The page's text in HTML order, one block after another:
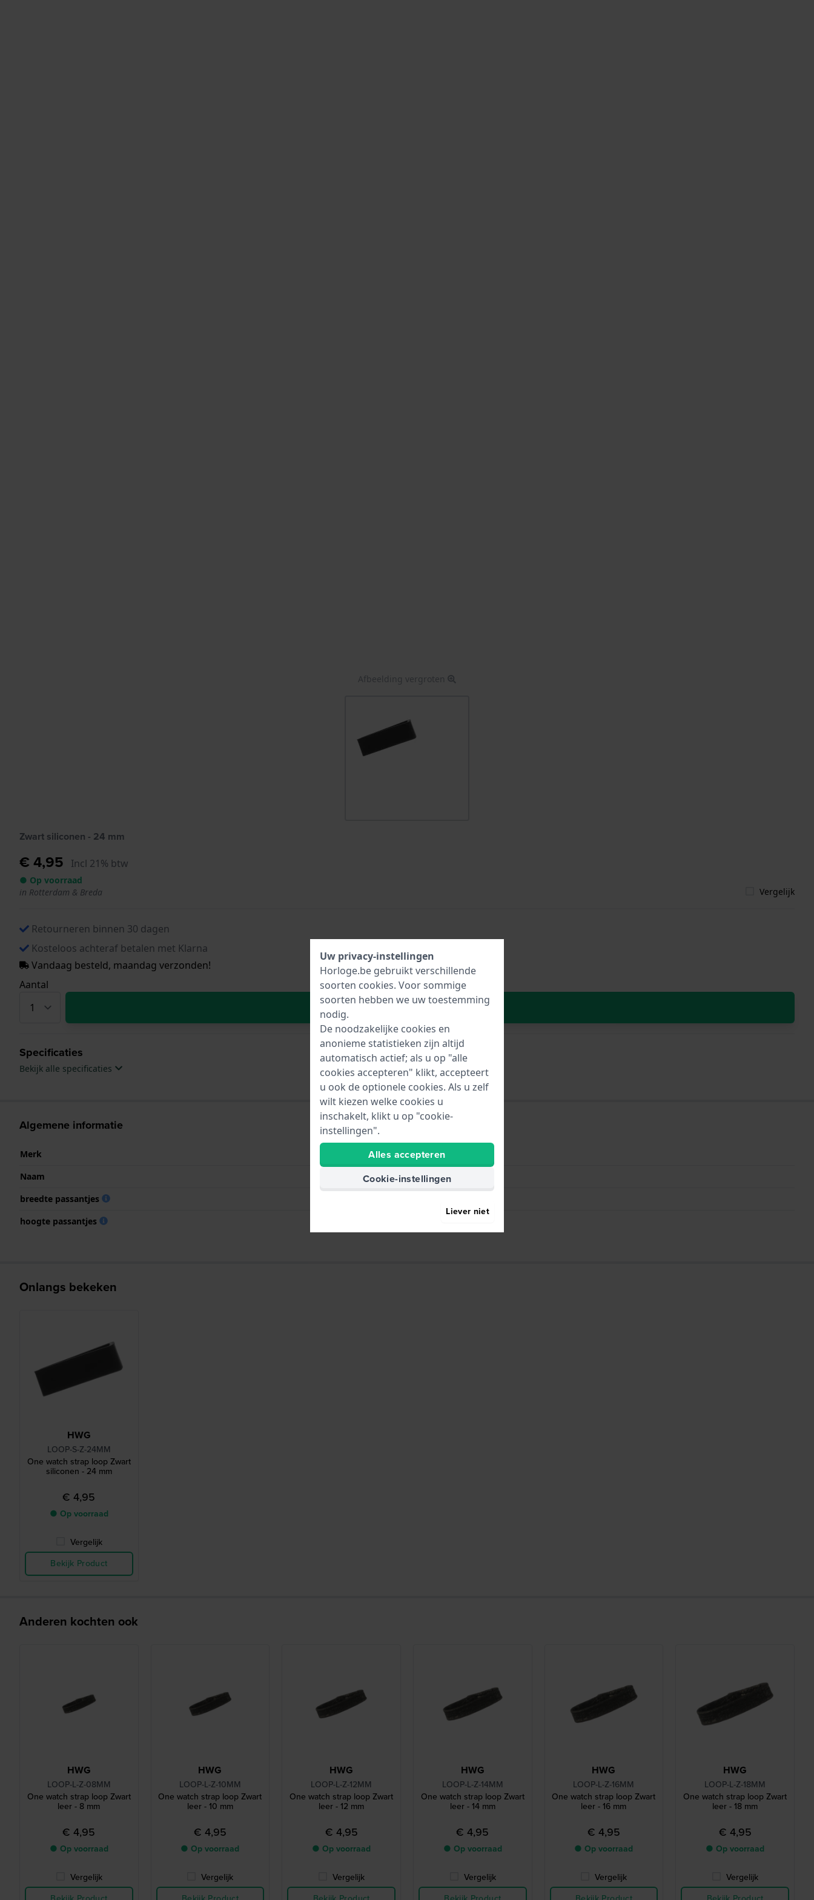
Afbeelding vergroten
Zwart siliconen - 24 mm
€ 4,95 Incl 21% btw
● Op voorraad
in Rotterdam & Breda
Vergelijk
Retourneren binnen 30 dagen
Kosteloos achteraf betalen met Klarna
Vandaag besteld, maandag verzonden!
Aantal
In Winkelwagen
Specificaties
Bekijk alle specificaties
Algemene informatie
Merk
HWG
Naam
One watch strap loop
breedte passantjes
hoogte passantjes
Onlangs bekeken
HWG
LOOP-S-Z-24MM
One watch strap loop Zwart
siliconen - 24 mm
€ 4,95
● Op voorraad
Vergelijk
Bekijk Product
Anderen kochten ook
HWG
LOOP-L-Z-08MM
One watch strap loop Zwart
leer - 8 mm
€ 4,95
● Op voorraad
Vergelijk
HWG
LOOP-L-Z-10MM
One watch strap loop Zwart
leer - 10 mm
€ 4,95
● Op voorraad
Vergelijk
HWG
LOOP-L-Z-12MM
One watch strap loop Zwart
leer - 12 mm
€ 4,95
● Op voorraad
Vergelijk
HWG
LOOP-L-Z-14MM
One watch strap loop Zwart
leer - 14 mm
€ 4,95
● Op voorraad
Vergelijk
HWG
LOOP-L-Z-16MM
One watch strap loop Zwart
leer - 16 mm
€ 4,95
● Op voorraad
Vergelijk
HWG
LOOP-L-Z-18MM
One watch strap loop Zwart
leer - 18 mm
€ 4,95
● Op voorraad
Vergelijk
Uw privacy-instellingen
Horloge.be gebruikt verschillende
soorten cookies. Voor sommige
soorten hebben we uw toestemming
nodig.
De noodzakelijke cookies en
anonieme statistieken zijn altijd
automatisch actief; als u op "alle
cookies accepteren" klikt, accepteert
u ook de optionele cookies. Als u zelf
wilt kiezen welke cookies u
inschakelt, klikt u op "cookie-
instellingen".
Alles accepteren
Cookie-instellingen
Liever niet